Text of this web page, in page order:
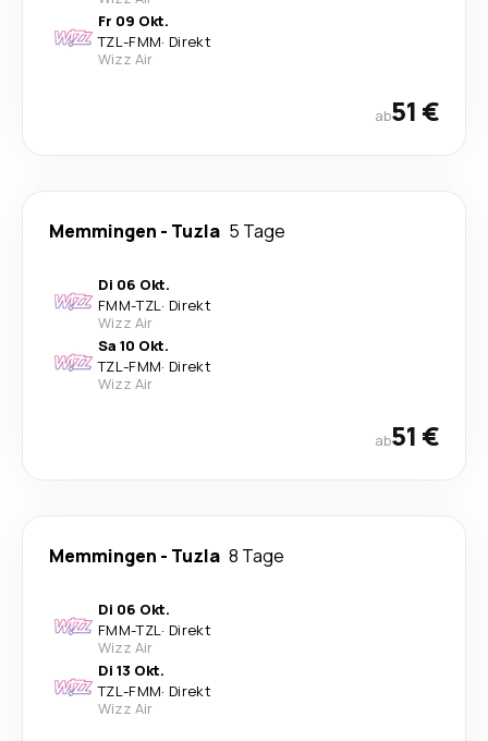
Fr 09 Okt.
TZL-FMM· Direkt
Wizz Air
ab51 €
Memmingen - Tuzla 5 Tage
Di 06 Okt.
FMM-TZL· Direkt
Wizz Air
Sa 10 Okt.
TZL-FMM· Direkt
Wizz Air
ab51 €
Memmingen - Tuzla 8 Tage
Di 06 Okt.
FMM-TZL· Direkt
Wizz Air
Di 13 Okt.
TZL-FMM· Direkt
Wizz Air